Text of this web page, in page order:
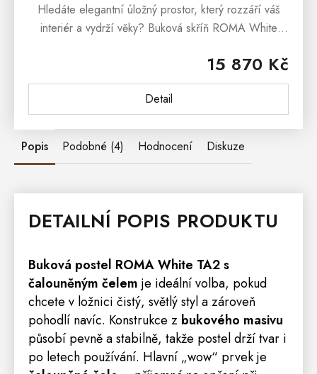
15 870 Kč
Detail
Hledáte elegantní úložný prostor, který rozzáří váš
interiér a vydrží věky? Buková skříň ROMA White
a poctivou konstrukcí z...
Popis Podobné (4) Hodnocení Diskuze
DETAILNÍ POPIS PRODUKTU
Buková postel ROMAWhite TA2 s
čalouněným čelem je ideální volba, pokud
chcete v ložnici čistý, světlý styl a zároveň
pohodlí navíc. Konstrukce z bukového masivu
působí pevně a stabilně, takže postel drží tvar i
po letech používání. Hlavní „wow“ prvek je